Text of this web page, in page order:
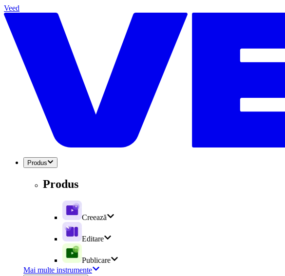
Veed
Produs
Produs
Creează
Editare
Publicare
Mai multe instrumente